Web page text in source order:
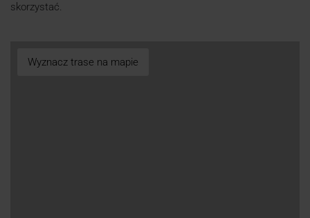
skorzystać.
Wyznacz trase na mapie